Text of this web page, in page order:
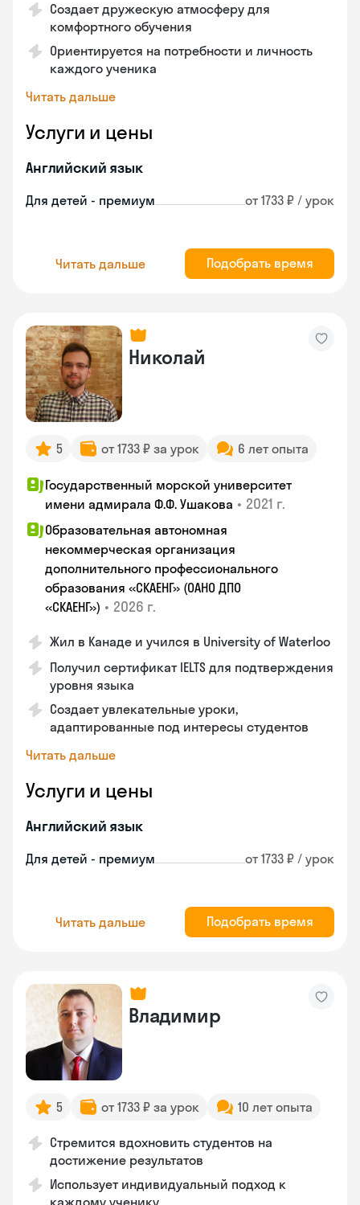
Создает дружескую атмосферу для
комфортного обучения
Ориентируется на потребности и личность
каждого ученика
Читать дальше
Услуги и цены
Английский язык
Для детей - премиум от 1733 ₽ / урок
Читать дальше Подобрать время
Николай
5 от 1733 ₽ за урок 6 лет опыта
Государственный морской университет
имени адмирала Ф.Ф. Ушакова • 2021 г.
Образовательная автономная
некоммерческая организация
дополнительного профессионального
образования «СКАЕНГ» (ОАНО ДПО
«СКАЕНГ») • 2026 г.
Жил в Канаде и учился в University of Waterloo
Получил сертификат IELTS для подтверждения
уровня языка
Создает увлекательные уроки,
адаптированные под интересы студентов
Читать дальше
Услуги и цены
Английский язык
Для детей - премиум от 1733 ₽ / урок
Читать дальше Подобрать время
Владимир
5 от 1733 ₽ за урок 10 лет опыта
Стремится вдохновить студентов на
достижение результатов
Использует индивидуальный подход к
каждому ученику